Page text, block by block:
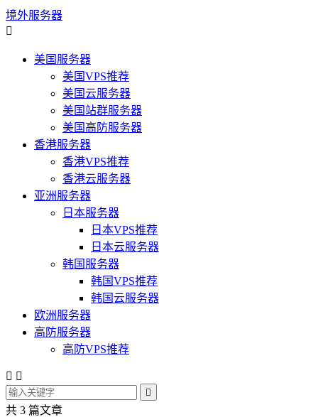
境外服务器

美国服务器
美国VPS推荐
美国云服务器
美国站群服务器
美国高防服务器
香港服务器
香港VPS推荐
香港云服务器
亚洲服务器
日本服务器
日本VPS推荐
日本云服务器
韩国服务器
韩国VPS推荐
韩国云服务器
欧洲服务器
高防服务器
高防VPS推荐
 

共 3 篇文章